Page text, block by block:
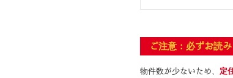
ご注意：必ずお読み
物件数が少ないため、 定